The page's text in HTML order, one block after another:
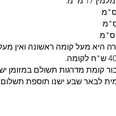
היא מעל קומה ראשונה ואין
קומת מדרגות תשולם במזומן
לבאר שבע ישנו תוספת